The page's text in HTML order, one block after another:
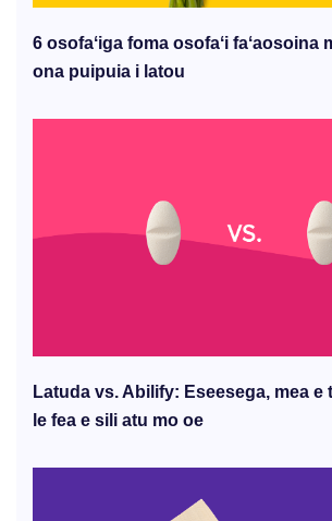
6 osofaʻiga foma osofaʻi faʻaosoina
ona puipuia i latou
Latuda vs. Abilify: Eseesega, mea e
le fea e sili atu mo oe